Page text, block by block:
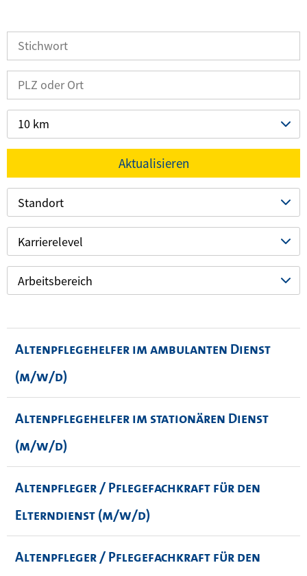
10 km
Aktualisieren
Standort
Karrierelevel
Arbeitsbereich
Altenpflegehelfer im ambulanten Dienst
(m/w/d)
Altenpflegehelfer im stationären Dienst
(m/w/d)
Altenpfleger / Pflegefachkraft für den
Elterndienst (m/w/d)
Altenpfleger / Pflegefachkraft für den